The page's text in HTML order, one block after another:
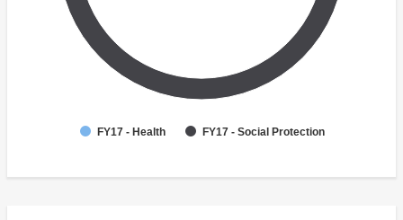
FY17 - Health FY17 - Social Protection